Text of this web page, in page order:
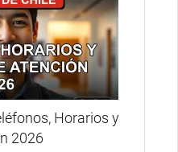
Horarios y
2026